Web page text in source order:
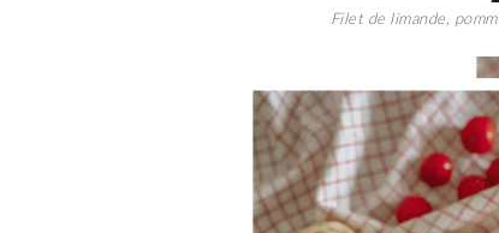
Filet de limande,